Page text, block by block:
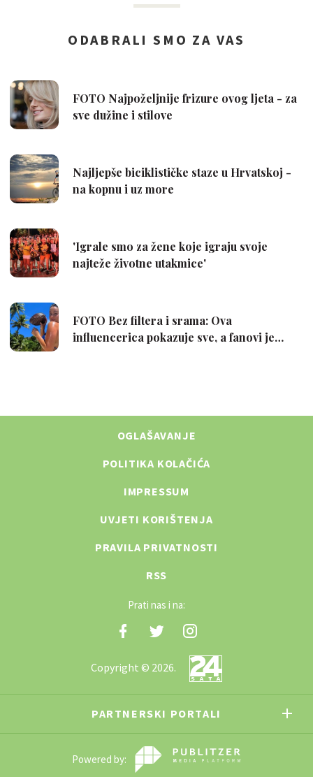
OGLAŠAVANJE
POLITIKA KOLAČIĆA
IMPRESSUM
UVJETI KORIŠTENJA
PRAVILA PRIVATNOSTI
RSS
Prati nas i na:
Copyright © 2026.
PARTNERSKI PORTALI
Powered by: